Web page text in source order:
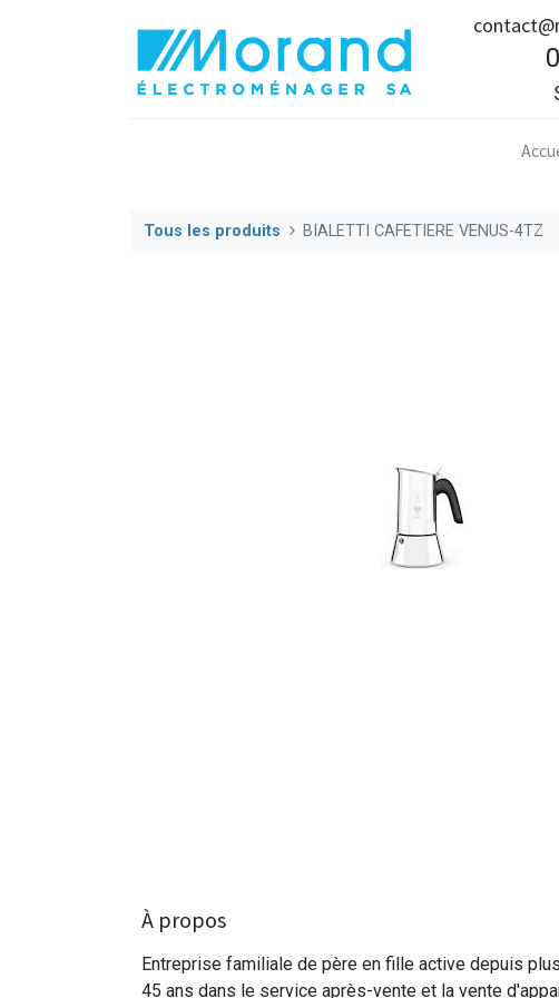
Tous les produits BIALETTI CAFETIERE VENUS-4TZ
À propos
Entreprise familiale de père en fille active depuis
45 ans dans le service après-vente et la vente